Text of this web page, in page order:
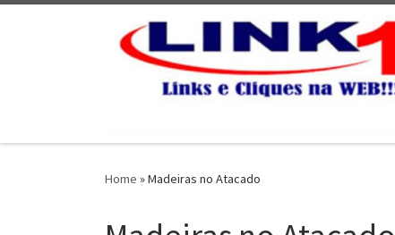
Home »Madeiras no Atacado